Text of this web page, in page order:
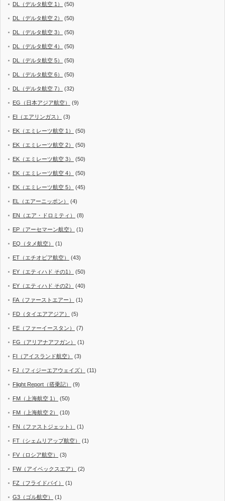
DL（デルタ航空 1） (50)
DL（デルタ航空 2） (50)
DL（デルタ航空 3） (50)
DL（デルタ航空 4） (50)
DL（デルタ航空 5） (50)
DL（デルタ航空 6） (50)
DL（デルタ航空 7） (32)
EG（日本アジア航空） (9)
EI（エアリンガス） (3)
EK（エミレーツ航空 1） (50)
EK（エミレーツ航空 2） (50)
EK（エミレーツ航空 3） (50)
EK（エミレーツ航空 4） (50)
EK（エミレーツ航空 5） (45)
EL（エアーニッポン） (4)
EN（エア・ドロミティ） (8)
EP（アーセマーン航空） (1)
EQ（タメ航空） (1)
ET（エチオピア航空） (43)
EY（エティハド その1） (50)
EY（エティハド その2） (40)
FA（ファーストエアー） (1)
FD（タイエアアジア） (5)
FE（ファーイースタン） (7)
FG（アリアナアフガン） (1)
FI（アイスランド航空） (3)
FJ（フィジーエアウェイズ） (11)
Flight Report（搭乗記） (9)
FM（上海航空 1） (50)
FM（上海航空 2） (10)
FN（ファストジェット） (1)
FT（シェムリアップ航空） (1)
FV（ロシア航空） (3)
FW（アイベックスエア） (2)
FZ（フライドバイ） (1)
G3（ゴル航空） (1)